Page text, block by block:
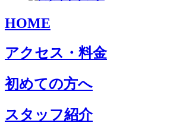
HOME
アクセス・料金
初めての方へ
スタッフ紹介